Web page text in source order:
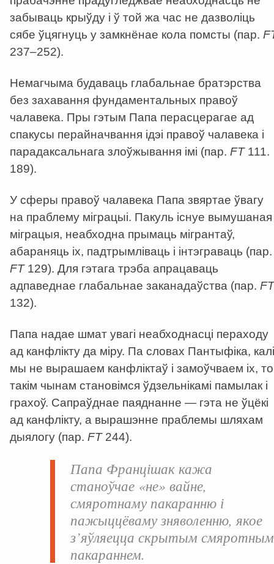
забываць крыўду і ў той жа час не дазволіць
сябе ўцягнуць у замкнёнае кола помсты (пар.
237–252).
Немагчыма будаваць глабальнае братэрства
без захавання фундаментальных правоў
чалавека. Пры гэтым Папа перасцерагае ад
спакусы перайначвання ідэі правоў чалавека і
парадаксальнага злоўжывання імі (пар. FT111.
189).
У сферы правоў чалавека Папа звяртае ўвагу
на праблему міграцыі. Пакуль існуе вымушаная
міграцыя, неабходна прымаць мігрантаў,
абараняць іх, падтрымліваць і інтэграваць (пар.
FT129). Для гэтага трэба апрацаваць
адпаведнае глабальнае заканадаўства (пар. FT
132).
Папа надае шмат увагі неабходнасці пераходу
ад канфлікту да міру. Па словах Пантыфіка, калі
мы не вырашаем канфліктаў і замоўчваем іх, то
такім чынам становімся ўдзельнікамі памылак і
грахоў. Сапраўднае паяднанне — гэта не ўцёкі
ад канфлікту, а вырашэнне праблемы шляхам
дыялогу (пар. FT244).
Папа Францішак кажа
станоўчае «не» вайне,
смяротнаму пакаранню і
пажыццёваму зняволенню, якое
з’яўляецца скрытым смяротным
пакараннем.